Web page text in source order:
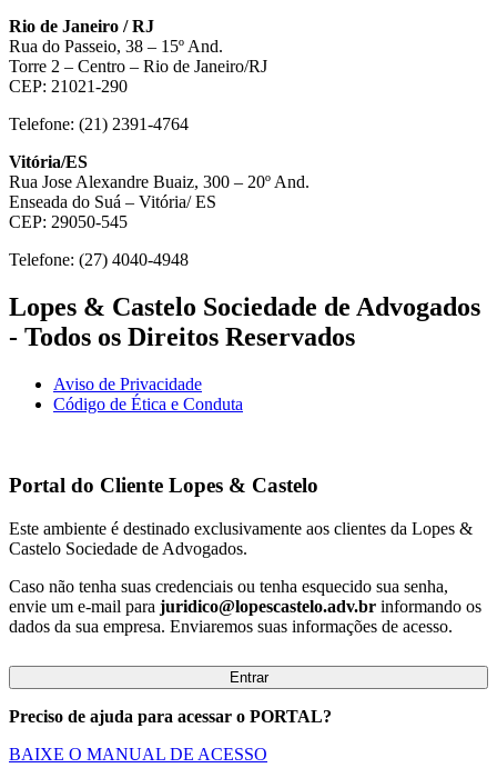
Rio de Janeiro / RJ
Rua do Passeio, 38 – 15º And.
Torre 2 – Centro – Rio de Janeiro/RJ
CEP: 21021-290
Telefone: (21) 2391-4764
Vitória/ES
Rua Jose Alexandre Buaiz, 300 – 20º And.
Enseada do Suá – Vitória/ ES
CEP: 29050-545
Telefone: (27) 4040-4948
Lopes & Castelo Sociedade de Advogados
- Todos os Direitos Reservados
Aviso de Privacidade
Código de Ética e Conduta
Portal do Cliente Lopes & Castelo
Este ambiente é destinado exclusivamente aos clientes da Lopes &
Castelo Sociedade de Advogados.
Caso não tenha suas credenciais ou tenha esquecido sua senha,
envie um e-mail para juridico@lopescastelo.adv.br informando os
dados da sua empresa. Enviaremos suas informações de acesso.
Entrar
Preciso de ajuda para acessar o PORTAL?
BAIXE O MANUAL DE ACESSO